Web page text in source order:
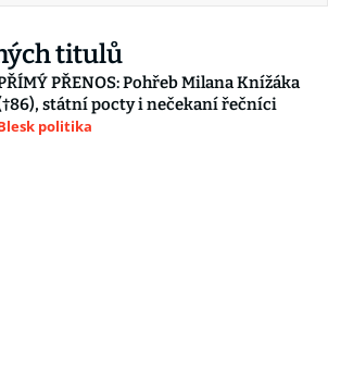
titulů
PŘENOS: Pohřeb Milana Knížáka
státní pocty i nečekaní řečníci
politika